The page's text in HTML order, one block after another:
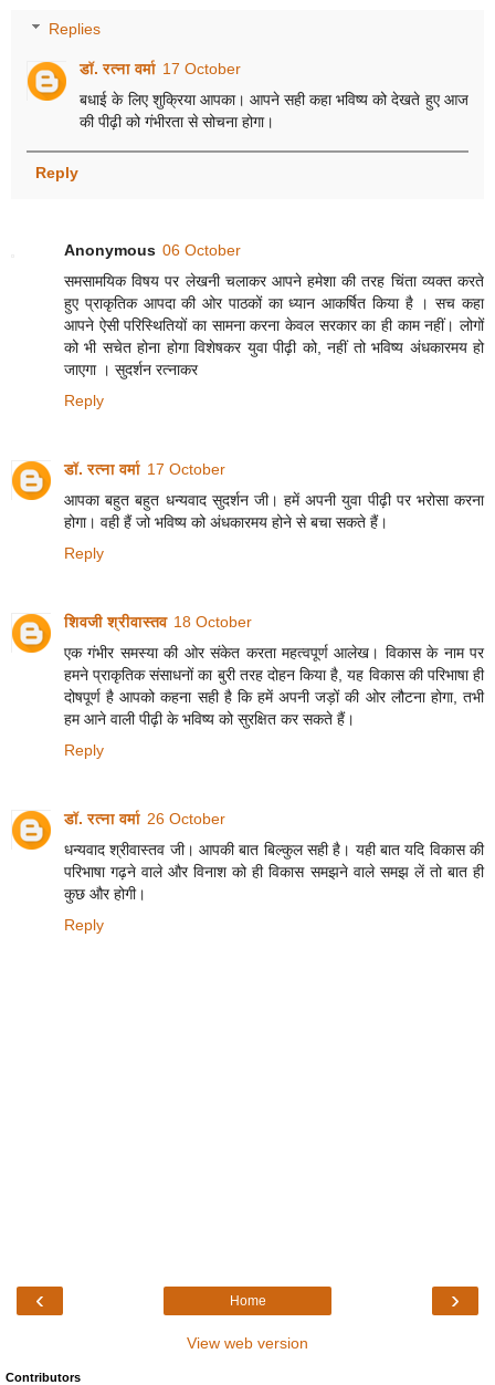
Replies
डॉ. रत्ना वर्मा 17 October
बधाई के लिए शुक्रिया आपका। आपने सही कहा भविष्य को देखते हुए आज
की पीढ़ी को गंभीरता से सोचना होगा।
Reply
Anonymous 06 October
समसामयिक विषय पर लेखनी चलाकर आपने हमेशा की तरह चिंता व्यक्त करते
हुए प्राकृतिक आपदा की ओर पाठकों का ध्यान आकर्षित किया है । सच कहा
आपने ऐसी परिस्थितियों का सामना करना केवल सरकार का ही काम नहीं। लोगों
को भी सचेत होना होगा विशेषकर युवा पीढ़ी को, नहीं तो भविष्य अंधकारमय हो
जाएगा । सुदर्शन रत्नाकर
Reply
डॉ. रत्ना वर्मा 17 October
आपका बहुत बहुत धन्यवाद सुदर्शन जी। हमें अपनी युवा पीढ़ी पर भरोसा करना
होगा। वही हैं जो भविष्य को अंधकारमय होने से बचा सकते हैं।
Reply
शिवजी श्रीवास्तव 18 October
एक गंभीर समस्या की ओर संकेत करता महत्वपूर्ण आलेख। विकास के नाम पर
हमने प्राकृतिक संसाधनों का बुरी तरह दोहन किया है, यह विकास की परिभाषा ही
दोषपूर्ण है आपको कहना सही है कि हमें अपनी जड़ों की ओर लौटना होगा, तभी
हम आने वाली पीढ़ी के भविष्य को सुरक्षित कर सकते हैं।
Reply
डॉ. रत्ना वर्मा 26 October
धन्यवाद श्रीवास्तव जी। आपकी बात बिल्कुल सही है। यही बात यदि विकास की
परिभाषा गढ़ने वाले और विनाश को ही विकास समझने वाले समझ लें तो बात ही
कुछ और होगी।
Reply
‹ ›
Home
View web version
Contributors